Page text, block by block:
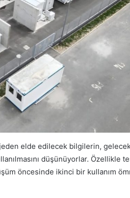
elde edilecek bilgilerin,
düşünüyorlar. Özellikle
öncesinde ikinci bir kullanım